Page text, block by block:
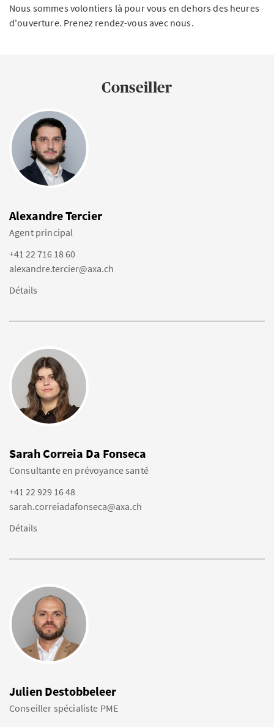
Nous sommes volontiers là pour vous en dehors des heures
d'ouverture. Prenez rendez-vous avec nous.
Conseiller
Alexandre Tercier
Agent principal
+41 22 716 18 60
alexandre.tercier@axa.ch
Détails
Sarah Correia Da Fonseca
Consultante en prévoyance santé
+41 22 929 16 48
sarah.correiadafonseca@axa.ch
Détails
Julien Destobbeleer
Conseiller spécialiste PME